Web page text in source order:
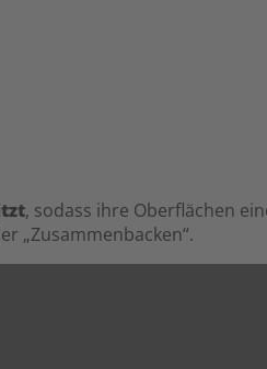
, sodass ihre Oberflächen
„Zusammenbacken“.